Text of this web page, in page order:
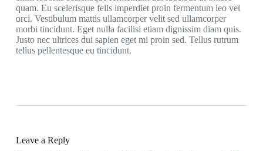
quam. Eu scelerisque felis imperdiet proin fermentum leo vel
orci. Vestibulum mattis ullamcorper velit sed ullamcorper
morbi tincidunt. Eget nulla facilisi etiam dignissim diam quis.
Justo nec ultrices dui sapien eget mi proin sed. Tellus rutrum
tellus pellentesque eu tincidunt.
Leave a Reply